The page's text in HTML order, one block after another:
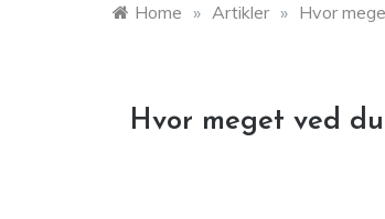
Home » Artikler » Hvor
Hvor meget ved